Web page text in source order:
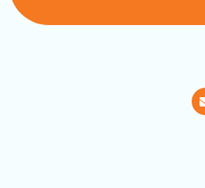
SEARCH